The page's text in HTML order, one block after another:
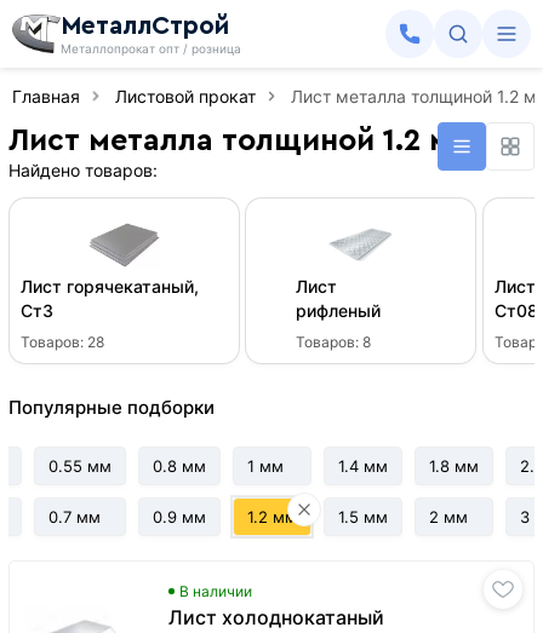
МеталлСтрой
Металлопрокат опт / розница
Главная Листовой прокат Лист металла толщиной 1.2
Лист металла толщиной 1.2 мм
Найдено товаров:
Лист горячекатаный,
Ст3
Товаров: 28
Лист
рифленый
Товаров: 8
Лист
Ст08
Популярные подборки
0.55 мм
0.7 мм
0.8 мм
0.9 мм
1 мм
1.2 мм
1.4 мм
1.5 мм
1.8 мм
2 мм 3
В наличии
Лист холоднокатаный